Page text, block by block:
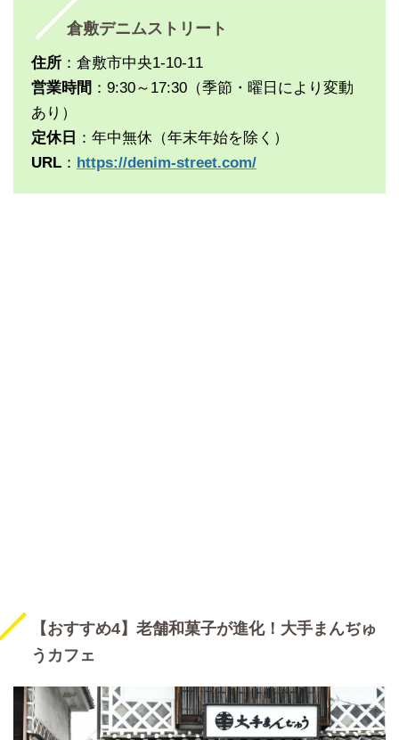
倉敷デニムストリート
住所 ：倉敷市中央1-10-11
営業時間 ：9:30～17:30（季節・曜日により変動
あり）
定休日 ：年中無休（年末年始を除く）
URL ： https://denim-street.com/
【おすすめ4】老舗和菓子が進化！大手まんぢゅ
うカフェ